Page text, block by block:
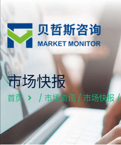
市场快报
首页 / 市场资讯/市场快报/